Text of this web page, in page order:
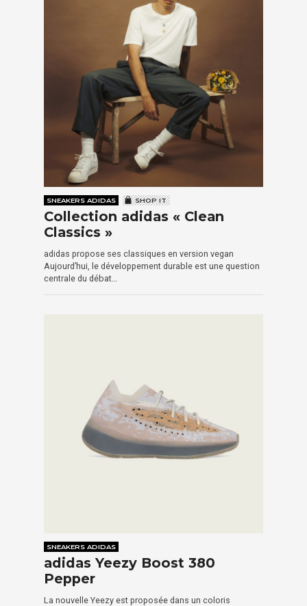
SNEAKERS ADIDAS SHOP IT
Collection adidas « Clean
Classics »
adidas propose ses classiques en version vegan
Aujourd’hui, le développement durable est une question
centrale du débat…
SNEAKERS ADIDAS
adidas Yeezy Boost 380
Pepper
La nouvelle Yeezy est proposée dans un coloris